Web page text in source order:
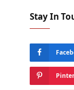
Stay In